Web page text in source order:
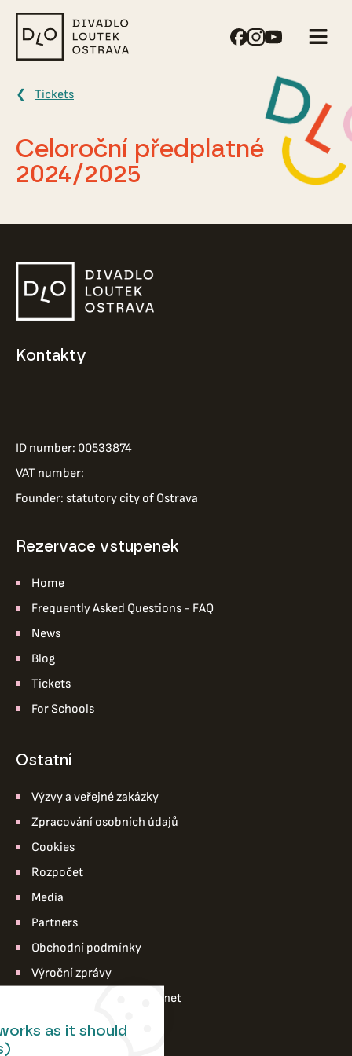
Puppet
Theater
Tickets
Celoroční předplatné
2024/2025
Kontakty
ID number: 00533874
VAT number:
Founder: statutory city of Ostrava
Rezervace vstupenek
Home
Frequently Asked Questions - FAQ
News
Blog
Tickets
For Schools
ostatní
Výzvy a veřejné zakázky
Zpracování osobních údajů
Cookies
Rozpočet
Media
Partners
Obchodní podmínky
Výroční zprávy
Pro členy divadla – intranet
as it should